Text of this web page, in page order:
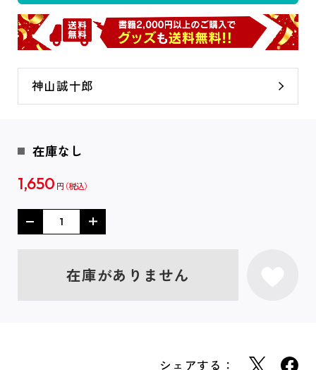
神山誠十郎
在庫なし
1,650 円
在庫がありません
シェアする：